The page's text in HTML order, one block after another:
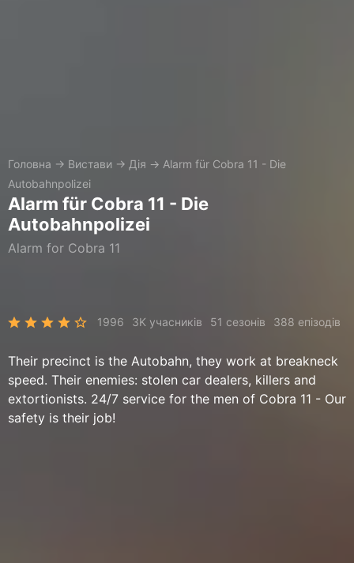
Головна → Вистави → Дія → Alarm für Cobra 11 - Die
Autobahnpolizei
Alarm für Cobra 11 - Die
Autobahnpolizei
Alarm for Cobra 11
1996 3K учасників 51 сезонів 388 епізодів
Their precinct is the Autobahn, they work at breakneck
speed. Their enemies: stolen car dealers, killers and
extortionists. 24/7 service for the men of Cobra 11 - Our
safety is their job!